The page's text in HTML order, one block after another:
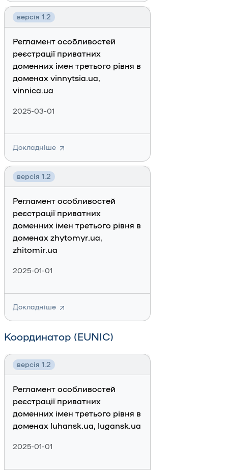
версія 1.2
Регламент особливостей
реєстрації приватних
доменних імен третього рівня в
доменах vinnytsia.ua,
vinnica.ua
2025-03-01
Докладніше
версія 1.2
Регламент особливостей
реєстрації приватних
доменних імен третього рівня в
доменах zhytomyr.ua,
zhitomir.ua
2025-01-01
Докладніше
Координатор (EUNIC)
версія 1.2
Регламент особливостей
реєстрації приватних
доменних імен третього рівня в
доменах luhansk.ua, lugansk.ua
2025-01-01